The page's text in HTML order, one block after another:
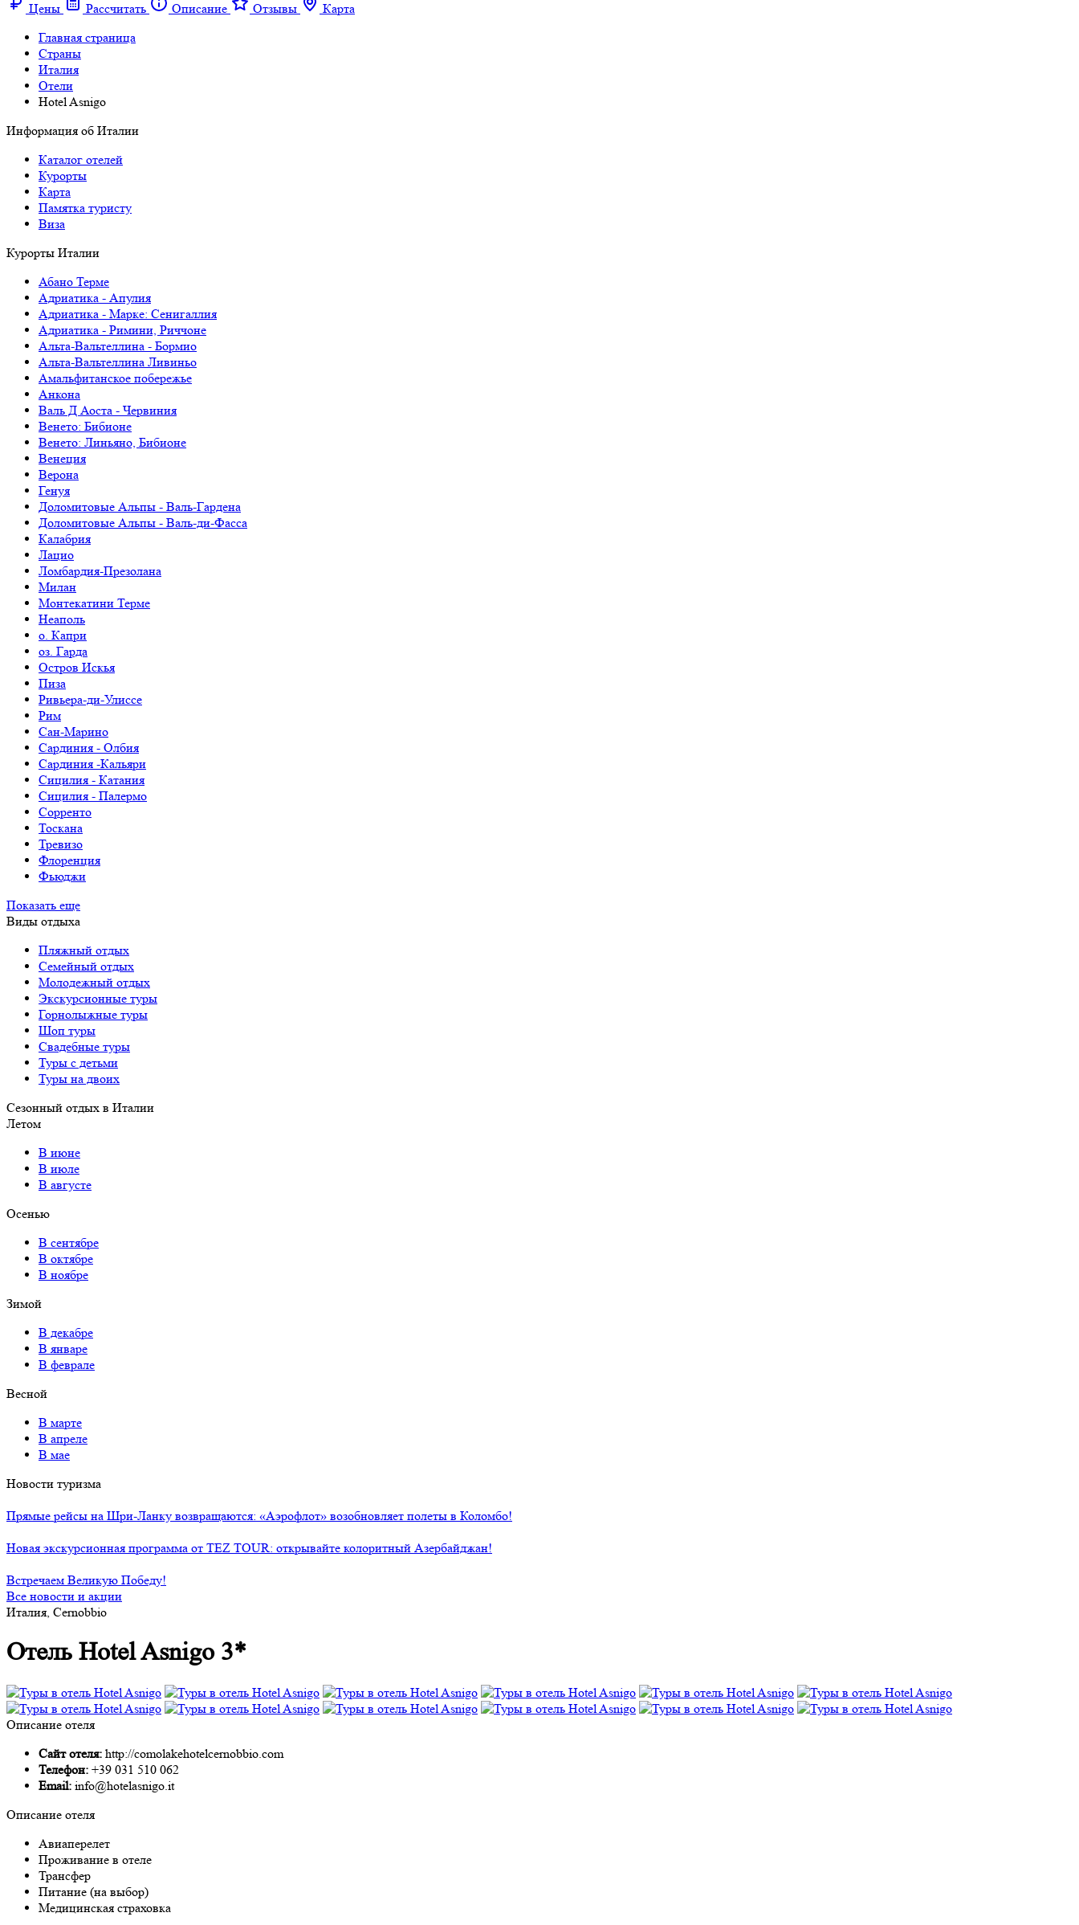
Цены
Рассчитать Описание Отзывы
Карта
Главная страница
Cтраны
Италия
Отели
Hotel Asnigo
Информация об Италии
Каталог отелей
Курорты
Карта
Памятка туристу
Виза
Курорты Италии
Абано Терме
Адриатика - Апулия
Адриатика - Марке: Сенигаллия
Адриатика - Римини, Риччоне
Альта-Вальтеллина - Бормио
Альта-Вальтеллина Ливиньо
Амальфитанское побережье
Анкона
Валь Д Аоста - Червиния
Венето: Бибионе
Венето: Линьяно, Бибионе
Венеция
Верона
Генуя
Доломитовые Альпы - Валь-Гардена
Доломитовые Альпы - Валь-ди-Фасса
Калабрия
Лацио
Ломбардия-Презолана
Милан
Монтекатини Терме
Неаполь
о. Капри
оз. Гарда
Остров Искья
Пиза
Ривьера-ди-Улиссе
Рим
Сан-Марино
Сардиния - Олбия
Сардиния -Кальяри
Сицилия - Катания
Сицилия - Палермо
Сорренто
Тоскана
Тревизо
Флоренция
Фьюджи
Показать еще
Виды отдыха
Пляжный отдых
Семейный отдых
Молодежный отдых
Экскурсионные туры
Горнолыжные туры
Шоп туры
Свадебные туры
Туры с детьми
Туры на двоих
Сезонный отдых в Италии
Летом
В июне
В июле
В августе
Осенью
В сентябре
В октябре
В ноябре
Зимой
В декабре
В январе
В феврале
Весной
В марте
В апреле
В мае
Новости туризма
Прямые рейсы на Шри-Ланку возвращаются: «Аэрофлот» возобновляет полеты в Коломбо!
Новая экскурсионная программа от TEZ TOUR: открывайте колоритный Азербайджан!
Встречаем Великую Победу!
Все новости и акции
Италия, Cernobbio
Отель Hotel Asnigo 3*
Описание отеля
Сайт отеля: http://comolakehotelcernobbio.com
Телефон: +39 031 510 062
Email: info@hotelasnigo.it
Описание отеля
Авиаперелет
Проживание в отеле
Трансфер
Питание (на выбор)
Медицинская страховка